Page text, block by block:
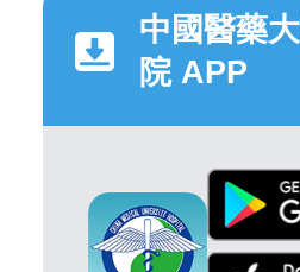
中國醫藥
院 APP